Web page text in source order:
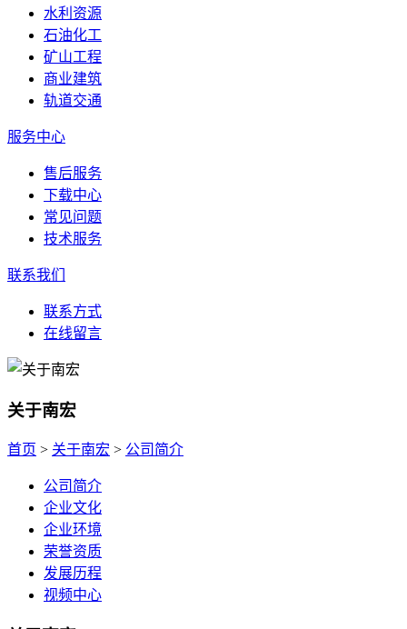
水利资源
石油化工
矿山工程
商业建筑
轨道交通
服务中心
售后服务
下载中心
常见问题
技术服务
联系我们
联系方式
在线留言
关于南宏
首页 > 关于南宏 > 公司简介
公司简介
企业文化
企业环境
荣誉资质
发展历程
视频中心